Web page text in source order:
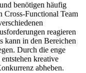
benötigen häufig
Cross-Functional Team
reagieren
kann in den Bereichen
Durch die enge
kreative
abheben.